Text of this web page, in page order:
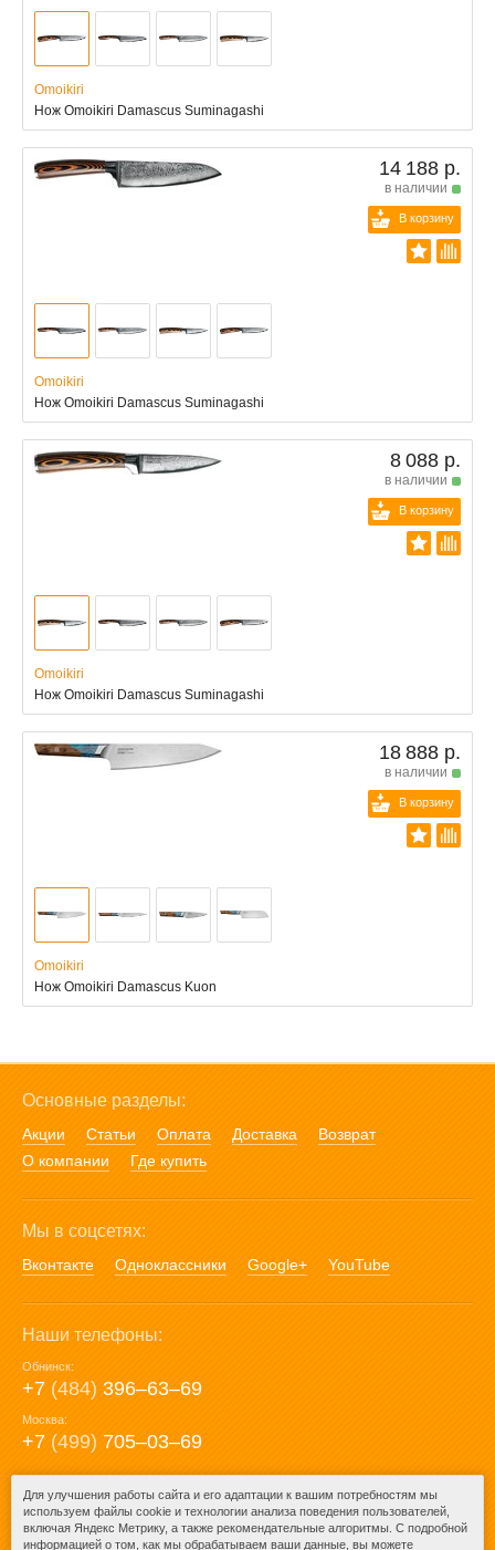
Omoikiri
Нож Omoikiri Damascus Suminagashi
14 188 р.
в наличии
В корзину
Omoikiri
Нож Omoikiri Damascus Suminagashi
8 088 р.
в наличии
В корзину
Omoikiri
Нож Omoikiri Damascus Suminagashi
18 888 р.
в наличии
В корзину
Omoikiri
Нож Omoikiri Damascus Kuon
Основные разделы:
Акции Статьи Оплата Доставка
Возврат
О компании
Где купить
Мы в соцсетях:
Вконтакте Одноклассники Google+ YouTube
Наши телефоны:
Обнинск:
+7 (484) 396‒63‒69
Москва:
+7 (499) 705‒03‒69
E-mail:
mail@posuda40.ru
Для улучшения работы сайта и его адаптации к вашим потребностям мы
используем файлы cookie и технологии анализа поведения пользователей,
включая Яндекс Метрику, а также рекомендательные алгоритмы. С подробной
информацией о том, как мы обрабатываем ваши данные, вы можете